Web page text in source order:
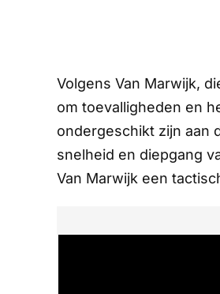
Volgens Van Marwijk,
om toevalligheden en
ondergeschikt zijn aan
snelheid en diepgang
Van Marwijk een